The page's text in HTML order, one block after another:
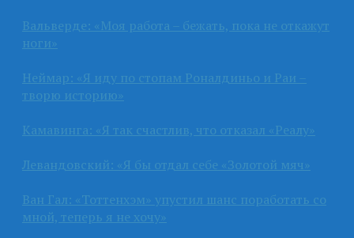
Вальверде: «Моя работа – бежать, пока не откажут
ноги»
Неймар: «Я иду по стопам Роналдиньо и Раи –
творю историю»
Камавинга: «Я так счастлив, что отказал «Реалу»
Левандовский: «Я бы отдал себе «Золотой мяч»
Ван Гал: «Тоттенхэм» упустил шанс поработать со
мной, теперь я не хочу»